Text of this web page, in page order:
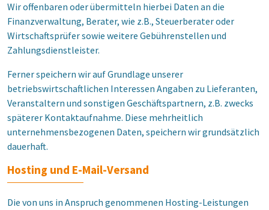
Wir offenbaren oder übermitteln hierbei Daten an die
Finanzverwaltung, Berater, wie z.B., Steuerberater oder
Wirtschaftsprüfer sowie weitere Gebührenstellen und
Zahlungsdienstleister.
Ferner speichern wir auf Grundlage unserer
betriebswirtschaftlichen Interessen Angaben zu Lieferanten,
Veranstaltern und sonstigen Geschäftspartnern, z.B. zwecks
späterer Kontaktaufnahme. Diese mehrheitlich
unternehmensbezogenen Daten, speichern wir grundsätzlich
dauerhaft.
Hosting und E-Mail-Versand
Die von uns in Anspruch genommenen Hosting-Leistungen